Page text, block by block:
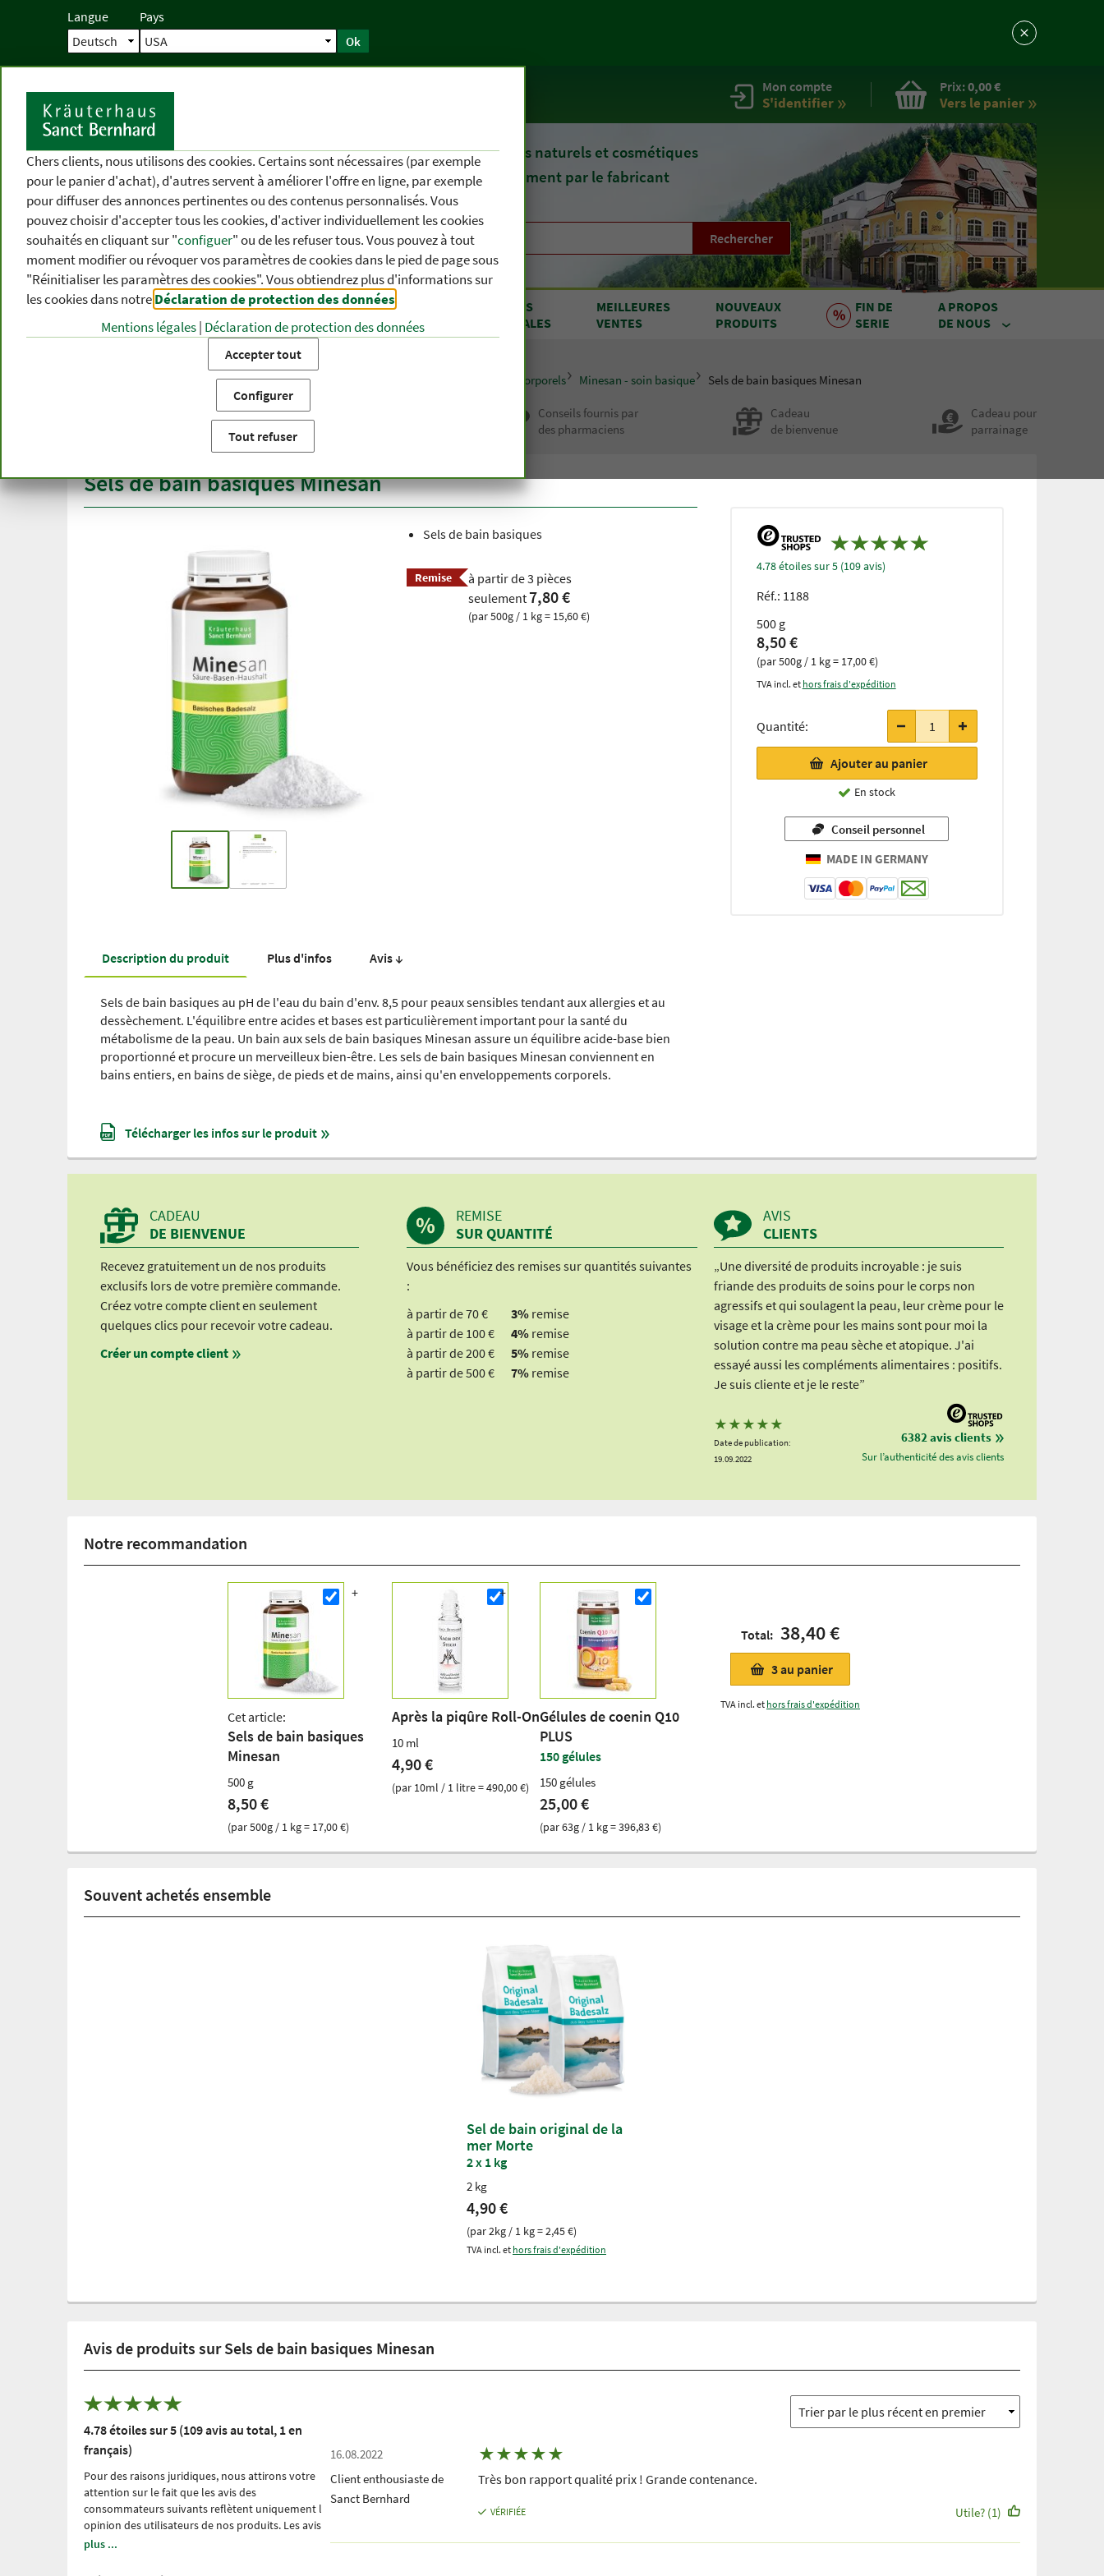
Langue Pays
Ok
Accueil Mon compte
S'identifier
Prix:0,00 €
Vers le panier
Depuis 1903, des remèdes naturels et cosmétiques
fournis directement par le fabricant
Rechercher
CATÉGORIES
DE PRODUITS
DIFFÉRENTS
THÈMES
PRODUITS
DE A À Z
OFFRES
SPÉCIALES
MEILLEURES
VENTES
NOUVEAUX
PRODUITS
FIN DE
SERIE
A PROPOS
DE NOUS
Catégories de produits Lignes de soins corporels Minesan - soin basique
Sels de bain basiques Minesan
Conseils fournis par
des pharmaciens
Cadeau
de bienvenue
Cadeau pour
parrainage
Sels de bain basiques Minesan
4.78 étoiles sur 5 (109 avis)
Réf.: 1188
500 g
8,50 €
(par 500g / 1 kg = 17,00 €)
7,80 €
(par 500g /
1 kg =
TVA incl. et hors frais d'expédition
Quantité:
Ajouter au panier
En stock
Conseil personnel
Sels de bain basiques
Remise
à partir de 3 pièces
seulement7,80 €
(par 500g / 1 kg = 15,60 €)
Description du produit Plus d'infos Avis ↓
Sels de bain basiques au pH de l'eau du bain d'env. 8,5 pour peaux sensibles tendant aux allergies et au
dessèchement. L'équilibre entre acides et bases est particulièrement important pour la santé du
métabolisme de la peau. Un bain aux sels de bain basiques Minesan assure un équilibre acide-base bien
proportionné et procure un merveilleux bien-être. Les sels de bain basiques Minesan conviennent en
bains entiers, en bains de siège, de pieds et de mains, ainsi qu'en enveloppements corporels.
Télécharger les infos sur le produit
Notre recommandation
Cet article:
Sels de bain basiques
Minesan
500 g
8,50 €
(par 500g / 1 kg = 17,00 €)
Après la piqûre Roll-On
10 ml
4,90 €
(par 10ml / 1 litre = 490,00 €)
Gélules de coenin Q10
PLUS
150 gélules
150 gélules
25,00 €
(par 63g / 1 kg = 396,83 €)
Total: 38,40 €
3au panier
TVA incl. et hors frais d'expédition
Souvent achetés ensemble
Sel de bain original de la
mer Morte
2 x 1 kg
2 kg
4,90 €
(par 2kg / 1 kg = 2,45 €)
TVA incl. et hors frais d'expédition
Avis de produits sur Sels de bain basiques Minesan
4.78 étoiles sur 5 (109 avis au total, 1 en
français)
Pour des raisons juridiques, nous attirons votre
attention sur le fait que les avis des
consommateurs suivants reflètent uniquement l
́opinion des utilisateurs de nos produits. Les avis
sont redigés sans la moindre influences de notre
plus ...
16.08.2022
Client enthousiaste de
Sanct Bernhard
★★★★★
Très bon rapport qualité prix ! Grande contenance.
VÉRIFIÉE Utile? (1)
CADEAU
DE BIENVENUE
Recevez gratuitement un de nos produits
exclusifs lors de votre première commande.
Créez votre compte client en seulement
quelques clics pour recevoir votre cadeau.
Créer un compte client
REMISE
SUR QUANTITÉ
Vous bénéficiez des remises sur quantités suivantes
:
à partir de 70 €
3% remise
à partir de 100 €
4% remise
à partir de 200 €
5% remise
à partir de 500 €
7% remise
AVIS
CLIENTS
„Une diversité de produits incroyable : je suis
friande des produits de soins pour le corps non
agressifs et qui soulagent la peau, leur crème pour le
visage et la crème pour les mains sont pour moi la
solution contre ma peau sèche et atopique. J'ai
essayé aussi les compléments alimentaires : positifs.
Je suis cliente et je le reste”
★ ★ ★ ★ ★
Date de publication:
19.09.2022
6382 avis clients
Sur l’authenticité des avis clients
Chers clients, nous utilisons des cookies. Certains sont nécessaires (par exemple
pour le panier d'achat), d'autres servent à améliorer l'offre en ligne, par exemple
pour diffuser des annonces pertinentes ou des contenus personnalisés. Vous
pouvez choisir d'accepter tous les cookies, d'activer individuellement les cookies
souhaités en cliquant sur "configuer" ou de les refuser tous. Vous pouvez à tout
moment modifier ou révoquer vos paramètres de cookies dans le pied de page sous
"Réinitialiser les paramètres des cookies". Vous obtiendrez plus d'informations sur
les cookies dans notreDéclaration de protection des données
Mentions légales| Déclaration de protection des données
Accepter tout
Configurer
Tout refuser